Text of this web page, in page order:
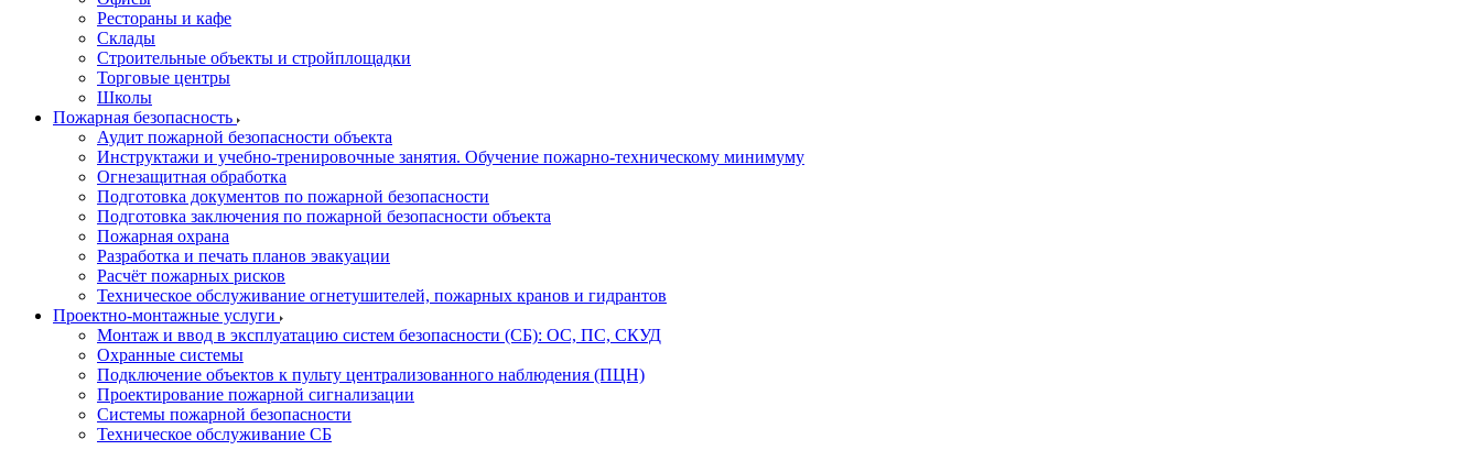
Рестораны и кафе
Склады
Строительные объекты и стройплощадки
Торговые центры
Школы
Пожарная безопасность
Аудит пожарной безопасности объекта
Инструктажи и учебно-тренировочные занятия. Обучение пожарно-техническому минимуму
Огнезащитная обработка
Подготовка документов по пожарной безопасности
Подготовка заключения по пожарной безопасности объекта
Пожарная охрана
Разработка и печать планов эвакуации
Расчёт пожарных рисков
Техническое обслуживание огнетушителей, пожарных кранов и гидрантов
Проектно-монтажные услуги
Монтаж и ввод в эксплуатацию систем безопасности (СБ): ОС, ПС, СКУД
Охранные системы
Подключение объектов к пульту централизованного наблюдения (ПЦН)
Проектирование пожарной сигнализации
Системы пожарной безопасности
Техническое обслуживание СБ